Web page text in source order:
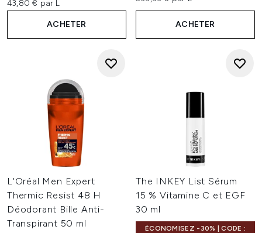
43,80 € par L
ACHETER ACHETER
L'Oréal Men Expert
Thermic Resist 48 H
Déodorant Bille Anti-
Transpirant 50 ml
The INKEY List Sérum
15 % Vitamine C et EGF
30 ml
ÉCONOMISEZ -30% | CODE :